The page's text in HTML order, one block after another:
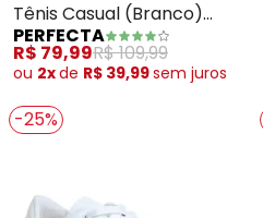
Tênis Casual (Branco)
em Sintético
PERFECTA
R$ 79,99R$ 109,99
ou 2xde R$ 39,99sem juros
-25%